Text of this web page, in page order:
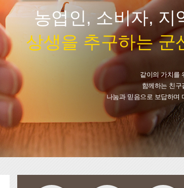
농업인, 소비자, 지
상생을 추구하는 군
같이의 가치를
함께하는 친
나눔과 믿음으로 보답하며